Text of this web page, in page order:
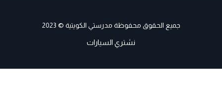
جميع الحقوق محفوظة مدرستي الكويتية © 2023
نشتري السيارات